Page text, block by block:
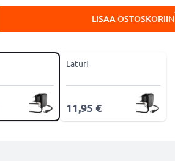
LISÄÄ OSTOSKORIIN
Laturi
11,95 €